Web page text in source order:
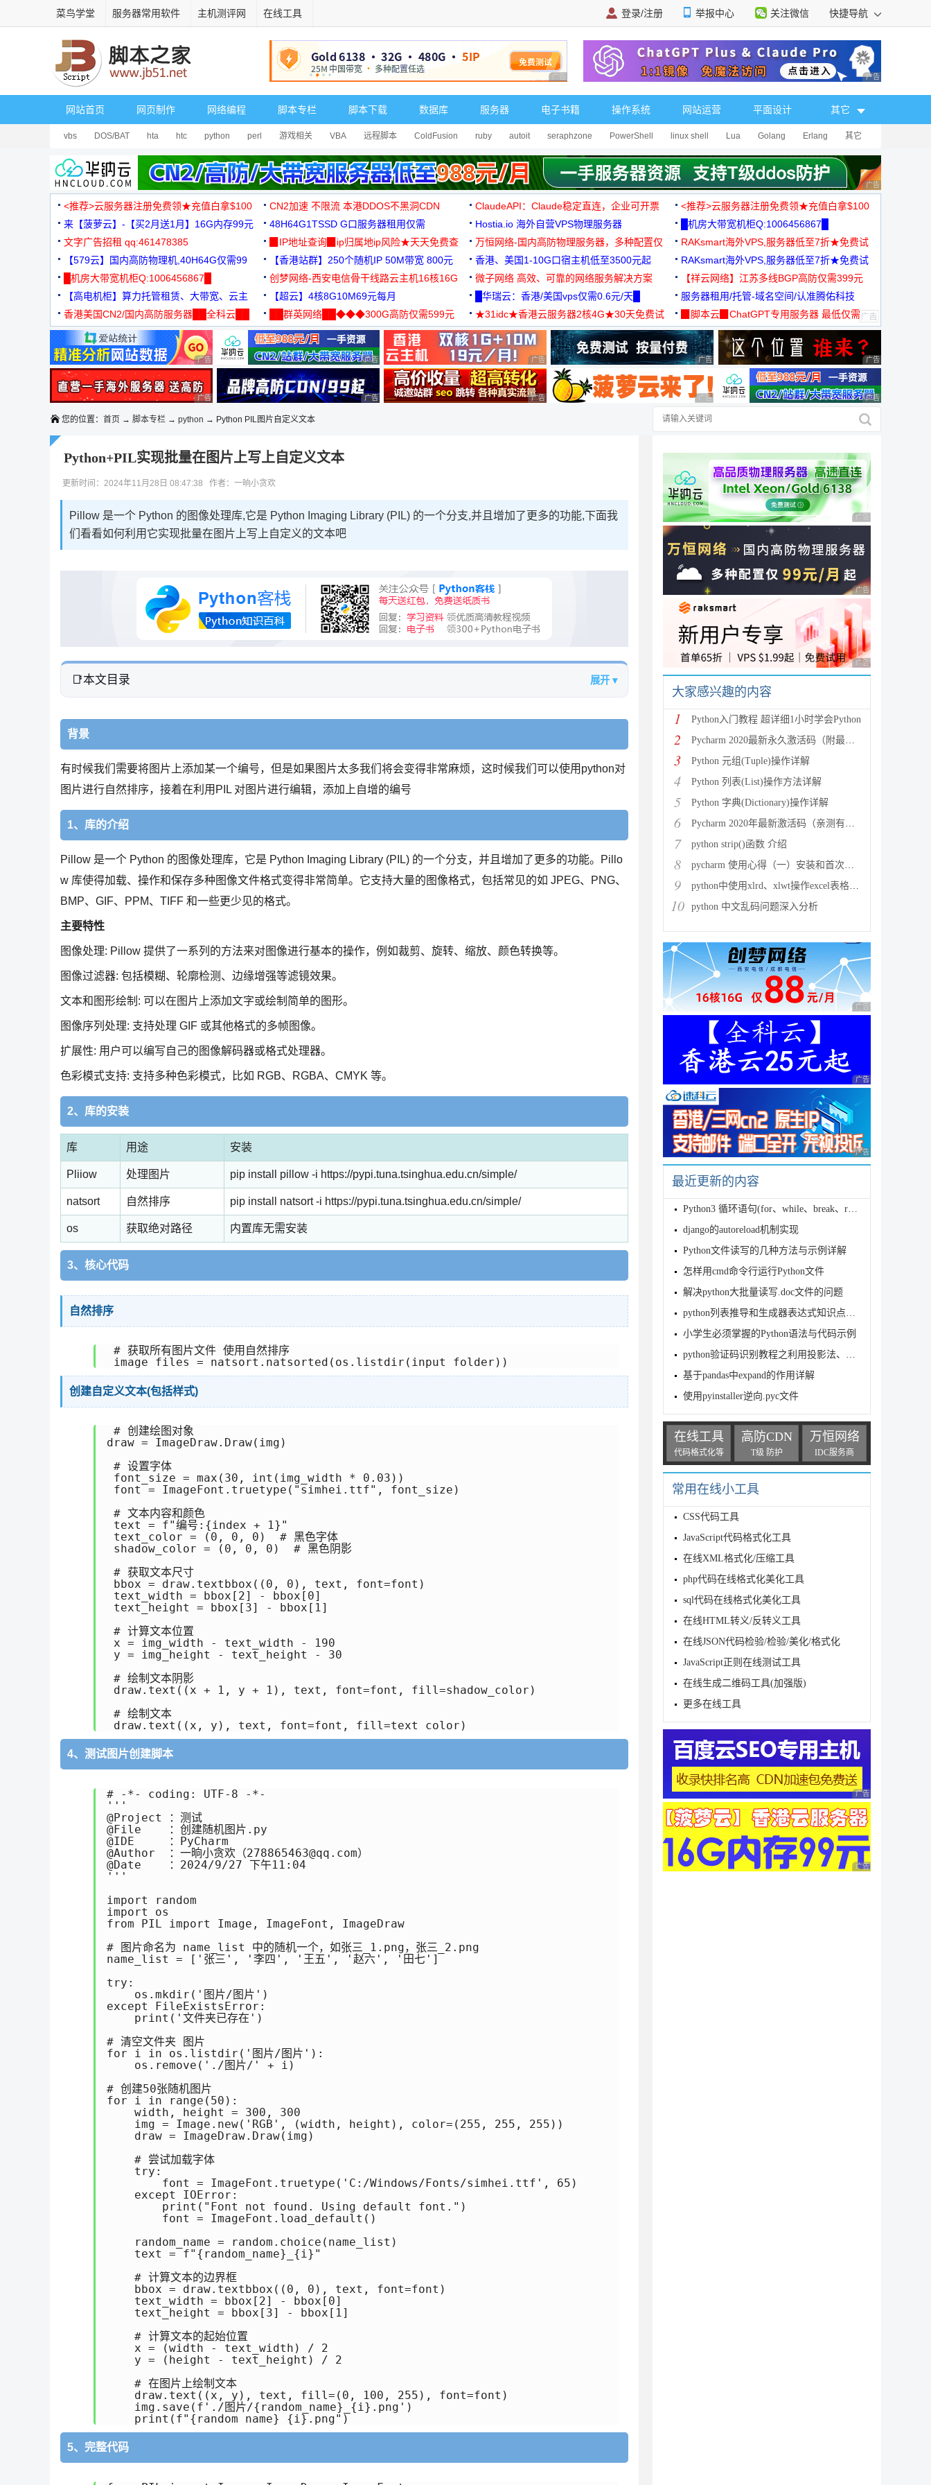
菜鸟学堂 服务器常用软件 主机测评网 在线工具 登录/注册 举报中心 关注微信 快捷导航
广告 商业广告，理性选择 广告 商业广告，理
网站首页 网页制作 网络编程 脚本专栏 脚本下载 数据库 服务器 电子书籍 操作系统 网站运营 平面设计 其它
vbs DOS/BAT hta htc python perl 游戏相关 VBA 远程脚本 ColdFusion ruby autoit seraphzone PowerShell linux shell Lua Golang Erlang 其它
广告 商业广告，理
<推荐>云服务器注册免费领★充值白拿$100 CN2加速 不限流 本港DDOS不黑洞CDN ClaudeAPI：Claude稳定直连，企业可开票
<推荐>云服务器注册免费领★充值白拿$100
来【菠萝云】-【买2月送1月】16G内存99元
48H64G1TSSD G口服务器租用仅需
3000+可免费测试
Hostia.io 海外自营VPS物理服务器
█机房大带宽机柜Q:1006456867█
文字广告招租 qq:461478385
▉IP地址查询▉ip归属地ip风险★天天免费查
万恒网络-国内高防物理服务器，多种配置仅
99元/月起
RAKsmart海外VPS,服务器低至7折★免费试
用★
【579云】国内高防物理机,40H64G仅需99
元
【香港站群】250个随机IP 50M带宽 800元 香港、美国1-10G口宿主机低至3500元起
RAKsmart海外VPS,服务器低至7折★免费试
用★
█机房大带宽机柜Q:1006456867█
创梦网络-西安电信骨干线路云主机16核16G
88元/月
微子网络 高效、可靠的网络服务解决方案
【祥云网络】江苏多线BGP高防仅需399元
【高电机柜】算力托管租赁、大带宽、云主
机
【超云】4核8G10M69元每月 █华瑞云：香港/美国vps仅需0.6元/天█
服务器租用/托管-域名空间/认准腾佑科技
香港美国CN2/国内高防服务器██全科云██
██群英网络██◆◆◆300G高防仅需599元
◆◆◆
★31idc★香港云服务器2核4G★30天免费试
用◆
▉脚本云▉ChatGPT专用服务器 最低仅需
19元/月
广告 商业广告，理性选择 广告 商业广告，理性选择 广告 商业广告，理性选择 广告 商业广告，理性选择 广告 商业广告，理
广告 商业广告，理性选择 广告 商业广告，理性选择 广告 商业广告，理性选择 广告 商业广告，理性选择 广告 商业广告，理
您的位置： 首页 → 脚本专栏 → python → Python PIL图片自定义文本
Python+PIL实现批量在图片上写上自定义文本
更新时间：2024年11月28日 08:47:38 作者：一晌小贪欢
Pillow 是一个 Python 的图像处理库,它是 Python Imaging Library (PIL) 的一个分支,并且增加了更多的功能,下面我
们看看如何利用它实现批量在图片上写上自定义的文本吧
本文目录 展开 ▾
背景
有时候我们需要将图片上添加某一个编号，但是如果图片太多我们将会变得非常麻烦，这时候我们可以使用python对
图片进行自然排序，接着在利用PIL 对图片进行编辑，添加上自增的编号
1、库的介绍
Pillow 是一个 Python 的图像处理库，它是 Python Imaging Library (PIL) 的一个分支，并且增加了更多的功能。Pillo
w 库使得加载、操作和保存多种图像文件格式变得非常简单。它支持大量的图像格式，包括常见的如 JPEG、PNG、
BMP、GIF、PPM、TIFF 和一些更少见的格式。
主要特性
图像处理: Pillow 提供了一系列的方法来对图像进行基本的操作，例如裁剪、旋转、缩放、颜色转换等。
图像过滤器: 包括模糊、轮廓检测、边缘增强等滤镜效果。
文本和图形绘制: 可以在图片上添加文字或绘制简单的图形。
图像序列处理: 支持处理 GIF 或其他格式的多帧图像。
扩展性: 用户可以编写自己的图像解码器或格式处理器。
色彩模式支持: 支持多种色彩模式，比如 RGB、RGBA、CMYK 等。
2、库的安装
库 用途 安装
Pliiow 处理图片 pip install pillow -i https://pypi.tuna.tsinghua.edu.cn/simple/
natsort 自然排序 pip install natsort -i https://pypi.tuna.tsinghua.edu.cn/simple/
os 获取绝对路径 内置库无需安装
3、核心代码
自然排序
# 获取所有图片文件 使用自然排序
创建自定义文本(包括样式)
# 创建绘图对象
draw = ImageDraw.Draw(img)
# 设置字体
font_size = max(30, int(img_width * 0.03))
font = ImageFont.truetype("simhei.ttf", font_size)
# 文本内容和颜色
text = f"编号:{index + 1}"
text_color = (0, 0, 0)  # 黑色字体
shadow_color = (0, 0, 0)  # 黑色阴影
# 获取文本尺寸
bbox = draw.textbbox((0, 0), text, font=font)
text_width = bbox[2] - bbox[0]
text_height = bbox[3] - bbox[1]
# 计算文本位置
x = img_width - text_width - 190
y = img_height - text_height - 30
# 绘制文本阴影
draw.text((x + 1, y + 1), text, font=font, fill=shadow_color)
# 绘制文本
4、测试图片创建脚本
# -*- coding: UTF-8 -*-
'''
@Project ：测试
@File    ：创建随机图片.py
@IDE     ：PyCharm
@Author  ：一晌小贪欢（278865463@qq.com）
@Date    ：2024/9/27 下午11:04
'''
import random
import os
from PIL import Image, ImageFont, ImageDraw
# 图片命名为 name_list 中的随机一个，如张三_1.png，张三_2.png
name_list = ['张三', '李四', '王五', '赵六', '田七']
try:
    os.mkdir('图片/图片')
except FileExistsError:
    print('文件夹已存在')
# 清空文件夹 图片
for i in os.listdir('图片/图片'):
    os.remove('./图片/' + i)
# 创建50张随机图片
for i in range(50):
    width, height = 300, 300
    img = Image.new('RGB', (width, height), color=(255, 255, 255))
    draw = ImageDraw.Draw(img)
    # 尝试加载字体
    try:
        font = ImageFont.truetype('C:/Windows/Fonts/simhei.ttf', 65)
    except IOError:
        print("Font not found. Using default font.")
        font = ImageFont.load_default()
    random_name = random.choice(name_list)
    text = f"{random_name}_{i}"
    # 计算文本的边界框
    bbox = draw.textbbox((0, 0), text, font=font)
    text_width = bbox[2] - bbox[0]
    text_height = bbox[3] - bbox[1]
    # 计算文本的起始位置
    x = (width - text_width) / 2
    y = (height - text_height) / 2
    # 在图片上绘制文本
    draw.text((x, y), text, fill=(0, 100, 255), font=font)
    img.save(f'./图片/{random_name}_{i}.png')
    print(f"{random_name}_{i}.png")
5、完整代码
广告 商业广告，理性
广告 商业广告，理性
广告 商业广告，理性
大家感兴趣的内容
1 Python入门教程 超详细1小时学会Python
2 Pycharm 2020最新永久激活码（附最新激活码和插件
3 Python 元组(Tuple)操作详解
4 Python 列表(List)操作方法详解
5 Python 字典(Dictionary)操作详解
6 Pycharm 2020年最新激活码（亲测有效）
7 python strip()函数 介绍
8 pycharm 使用心得（一）安装和首次使用
9 python中使用xlrd、xlwt操作excel表格详解
10 python 中文乱码问题深入分析
广告 商业广告，理性
广告 商业广告，理性
广告 商业广告，理性
最近更新的内容
Python3 循环语句(for、while、break、range等)
django的autoreload机制实现
Python文件读写的几种方法与示例详解
怎样用cmd命令行运行Python文件
解决python大批量读写.doc文件的问题
python列表推导和生成器表达式知识点总结
小学生必须掌握的Python语法与代码示例
python验证码识别教程之利用投影法、连通域法分割图片
基于pandas中expand的作用详解
使用pyinstaller逆向.pyc文件
在线工具
代码格式化等
高防CDN
T级 防护
万恒网络
IDC服务商
常用在线小工具
CSS代码工具
JavaScript代码格式化工具
在线XML格式化/压缩工具
php代码在线格式化美化工具
sql代码在线格式化美化工具
在线HTML转义/反转义工具
在线JSON代码检验/检验/美化/格式化
JavaScript正则在线测试工具
在线生成二维码工具(加强版)
更多在线工具
广告 商业广告，理性
广告 商业广告，理性